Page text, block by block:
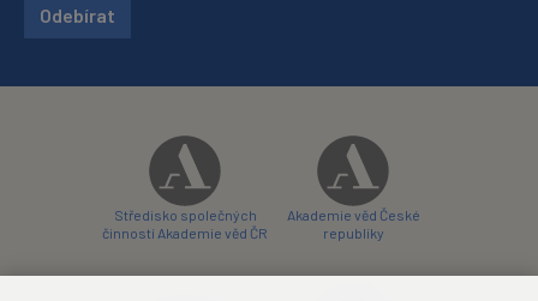
Odebírat
Středisko společných
činností Akademie věd ČR
Akademie věd České
republiky